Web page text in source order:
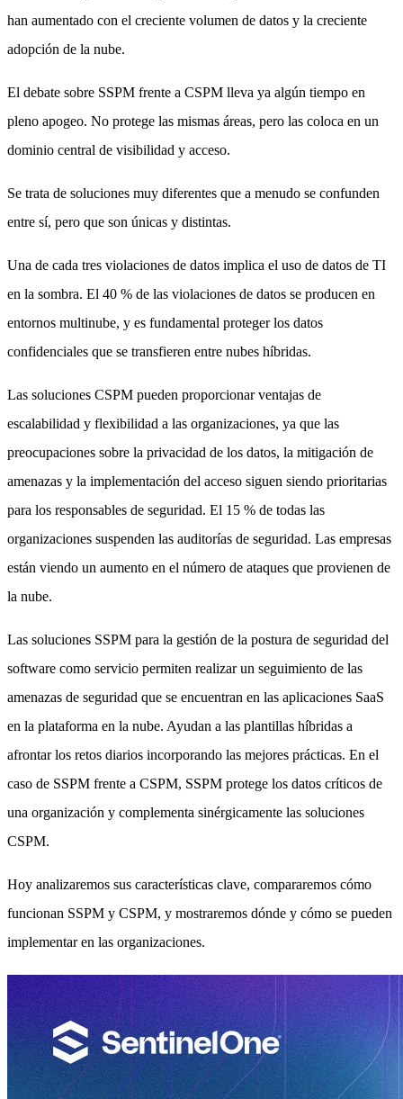
han aumentado con el creciente volumen de datos y la creciente
adopción de la nube.
El debate sobre SSPM frente a CSPM lleva ya algún tiempo en
pleno apogeo. No protege las mismas áreas, pero las coloca en un
dominio central de visibilidad y acceso.
Se trata de soluciones muy diferentes que a menudo se confunden
entre sí, pero que son únicas y distintas.
Una de cada tres violaciones de datos implica el uso de datos de TI
en la sombra. El 40 % de las violaciones de datos se producen en
entornos multinube, y es fundamental proteger los datos
confidenciales que se transfieren entre nubes híbridas.
Las soluciones CSPM pueden proporcionar ventajas de
escalabilidad y flexibilidad a las organizaciones, ya que las
preocupaciones sobre la privacidad de los datos, la mitigación de
amenazas y la implementación del acceso siguen siendo prioritarias
para los responsables de seguridad. El 15 % de todas las
organizaciones suspenden las auditorías de seguridad. Las empresas
están viendo un aumento en el número de ataques que provienen de
la nube.
Las soluciones SSPM para la gestión de la postura de seguridad del
software como servicio permiten realizar un seguimiento de las
amenazas de seguridad que se encuentran en las aplicaciones SaaS
en la plataforma en la nube. Ayudan a las plantillas híbridas a
afrontar los retos diarios incorporando las mejores prácticas. En el
caso de SSPM frente a CSPM, SSPM protege los datos críticos de
una organización y complementa sinérgicamente las soluciones
CSPM.
Hoy analizaremos sus características clave, compararemos cómo
funcionan SSPM y CSPM, y mostraremos dónde y cómo se pueden
implementar en las organizaciones.